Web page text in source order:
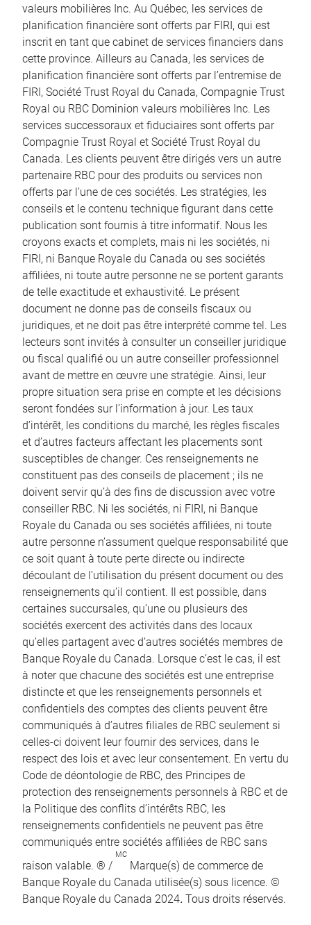
valeurs mobilières Inc. Au Québec, les services de
planification financière sont offerts par FIRI, qui est
inscrit en tant que cabinet de services financiers dans
cette province. Ailleurs au Canada, les services de
planification financière sont offerts par l’entremise de
FIRI, Société Trust Royal du Canada, Compagnie Trust
Royal ou RBC Dominion valeurs mobilières Inc. Les
services successoraux et fiduciaires sont offerts par
Compagnie Trust Royal et Société Trust Royal du
Canada. Les clients peuvent être dirigés vers un autre
partenaire RBC pour des produits ou services non
offerts par l’une de ces sociétés. Les stratégies, les
conseils et le contenu technique figurant dans cette
publication sont fournis à titre informatif. Nous les
croyons exacts et complets, mais ni les sociétés, ni
FIRI, ni Banque Royale du Canada ou ses sociétés
affiliées, ni toute autre personne ne se portent garants
de telle exactitude et exhaustivité. Le présent
document ne donne pas de conseils fiscaux ou
juridiques, et ne doit pas être interprété comme tel. Les
lecteurs sont invités à consulter un conseiller juridique
ou fiscal qualifié ou un autre conseiller professionnel
avant de mettre en œuvre une stratégie. Ainsi, leur
propre situation sera prise en compte et les décisions
seront fondées sur l’information à jour. Les taux
d’intérêt, les conditions du marché, les règles fiscales
et d’autres facteurs affectant les placements sont
susceptibles de changer. Ces renseignements ne
constituent pas des conseils de placement ; ils ne
doivent servir qu’à des fins de discussion avec votre
conseiller RBC. Ni les sociétés, ni FIRI, ni Banque
Royale du Canada ou ses sociétés affiliées, ni toute
autre personne n’assument quelque responsabilité que
ce soit quant à toute perte directe ou indirecte
découlant de l’utilisation du présent document ou des
renseignements qu’il contient. Il est possible, dans
certaines succursales, qu’une ou plusieurs des
sociétés exercent des activités dans des locaux
qu’elles partagent avec d’autres sociétés membres de
Banque Royale du Canada. Lorsque c’est le cas, il est
à noter que chacune des sociétés est une entreprise
distincte et que les renseignements personnels et
confidentiels des comptes des clients peuvent être
communiqués à d’autres filiales de RBC seulement si
celles-ci doivent leur fournir des services, dans le
respect des lois et avec leur consentement. En vertu du
Code de déontologie de RBC, des Principes de
protection des renseignements personnels à RBC et de
la Politique des conflits d’intérêts RBC, les
renseignements confidentiels ne peuvent pas être
communiqués entre sociétés affiliées de RBC sans
raison valable. ® /
MC
Marque(s) de commerce de
Banque Royale du Canada utilisée(s) sous licence. ©
Banque Royale du Canada 2024. Tous droits réservés.